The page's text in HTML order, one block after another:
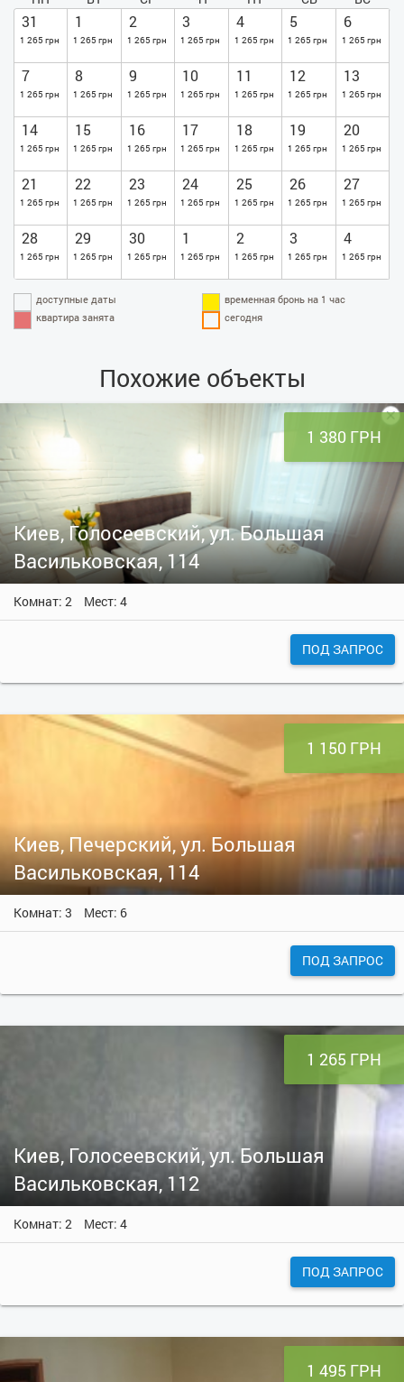
31
1 265 грн
1
1 265 грн
2
1 265 грн
3
1 265 грн
4
1 265 грн
5
1 265 грн
6
1 265 грн
7
1 265 грн
8
1 265 грн
9
1 265 грн
10
1 265 грн
11
1 265 грн
12
1 265 грн
13
1 265 грн
14
1 265 грн
15
1 265 грн
16
1 265 грн
17
1 265 грн
18
1 265 грн
19
1 265 грн
20
1 265 грн
21
1 265 грн
22
1 265 грн
23
1 265 грн
24
1 265 грн
25
1 265 грн
26
1 265 грн
27
1 265 грн
28
1 265 грн
29
1 265 грн
30
1 265 грн
1
1 265 грн
2
1 265 грн
3
1 265 грн
4
1 265 грн
доступные даты
временная бронь на 1 час
квартира занята
сегодня
Похожие объекты
1 380 ГРН
Киев, Голосеевский, ул. Большая
Васильковская, 114
Комнат: 2 Мест: 4
ПОД ЗАПРОС
1 150 ГРН
Киев, Печерский, ул. Большая
Васильковская, 114
Комнат: 3 Мест: 6
ПОД ЗАПРОС
1 265 ГРН
Киев, Голосеевский, ул. Большая
Васильковская, 112
Комнат: 2 Мест: 4
ПОД ЗАПРОС
1 495 ГРН